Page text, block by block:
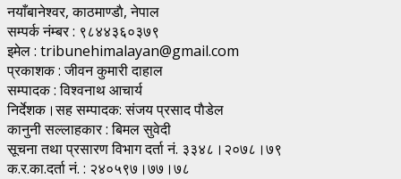
नयाँबानेश्वर, काठमाण्डाै, नेपाल
सम्पर्क नंम्बर : ९८४४३६०३७९
इमेल : tribunehimalayan@gmail.com
प्रकाशक : जीवन कुमारी दाहाल
सम्पादक : विश्वनाथ आचार्य
निर्देशक।सह सम्पादक: संजय प्रसाद पाैडेल
कानुनी सल्लाहकार : बिमल सुवेदी
सूचना तथा प्रसारण विभाग दर्ता नं. ३३४८।२०७८।७९
क.र.का.दर्ता नं. : २४०५९७।७७।७८